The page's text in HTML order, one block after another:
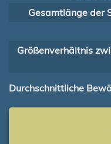
Gesamtlänge der
Größenverhältnis
Durchschnittliche